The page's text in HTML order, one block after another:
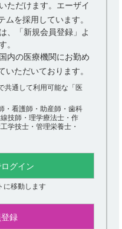
石症、胆のう炎、胆管
症
ノンカプセル40mg電子添
及び用量
ノンカプセル40mg電子添
又は効果
ただけます。エーザイ
ムを採用しています。
、「新規会員登録」よ
。
内の医療機関にお勤め
いただいております。
共通して利用可能な「医
・看護師・助産師・歯科
技師・理学療法士・作
学技士・管理栄養士・
ログイン
に移動します
録